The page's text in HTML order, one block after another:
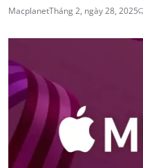
MacplanetTháng 2, ngày 28, 2025